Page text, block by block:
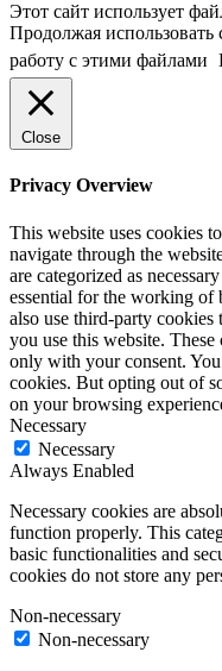
Этот сайт использует
Продолжая использовать
работу с этими файлами
Close
Privacy Overview
This website uses cookies
navigate through the
are categorized as
essential for the working of
also use third-party cookies
you use this website.
only with your consent.
cookies. But opting out of
on your browsing
Necessary
Necessary
Always Enabled
Necessary cookies are
function properly. This
basic functionalities and
cookies do not store any
Non-necessary
Non-necessary